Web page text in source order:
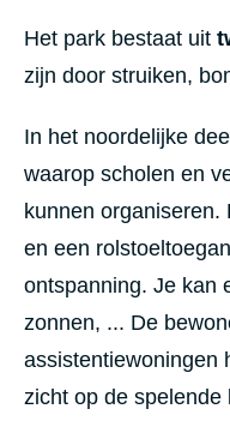
Het park bestaat uit
zijn door struiken,
In het noordelijke
waarop scholen en
kunnen
en een
ontspanning. Je kan
zonnen, ... De
assistentiewoningen
zicht op de spelende